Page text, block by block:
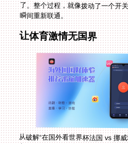
瞬间重新联通。
让体育激情无国界
从破解“在国外看世界杯法国 vs 挪
实现“在海外怎么看欧洲杯”，技术的
的情感与需求。一场精彩的比赛，一
是连接游子与家乡文化最直接的纽带
地理的隔阂可以被轻松跨越。无论
喊，还是在海外同乡的聚会上共同欢
言和文化背景的体育激情，都值得被
指南，能帮助你扫清障碍，在未来每